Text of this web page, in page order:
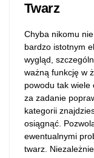
Twarz
Chyba nikomu
bardzo istotnym
wygląd,
ważną funkcję w
powodu tak wiele
za zadanie
kategorii
osiągnąć.
ewentualnymi
twarz.